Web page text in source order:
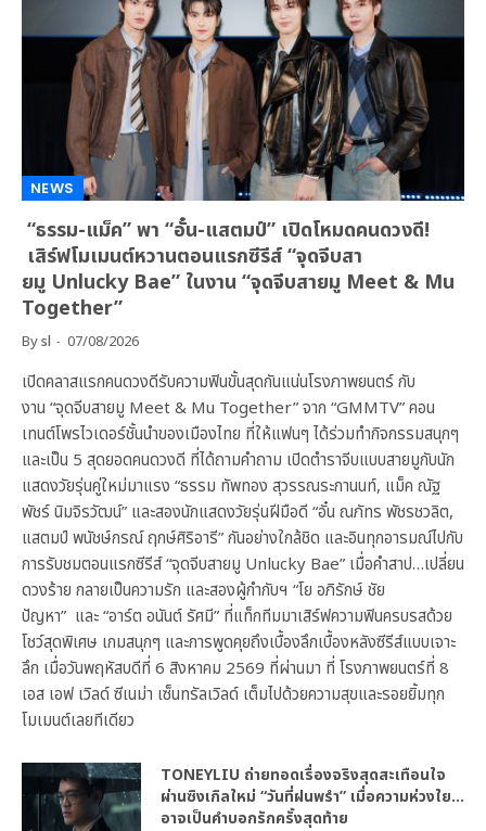
NEWS
“ธรรม-แม็ค” พา “อั๋น-แสตมป์” เปิดโหมดคนดวงดี!
เสิร์ฟโมเมนต์หวานตอนแรกซีรีส์ “จุดจีบสา
ยมู Unlucky Bae” ในงาน “จุดจีบสายมู Meet & Mu
Together”
Bysl 07/08/2026
เปิดคลาสแรกคนดวงดีรับความฟินขั้นสุดกันแน่นโรงภาพยนตร์ กับ
งาน “จุดจีบสายมู Meet & Mu Together” จาก “GMMTV” คอน
เทนต์โพรไวเดอร์ชั้นนำของเมืองไทย ที่ให้แฟนๆ ได้ร่วมทำกิจกรรมสนุกๆ
และเป็น 5 สุดยอดคนดวงดี ที่ได้ถามคำถาม เปิดตำราจีบแบบสายมูกับนัก
แสดงวัยรุ่นคู่ใหม่มาแรง “ธรรม ทัพทอง สุวรรณระกานนท์, แม็ค ณัฐ
พัชร์ นิมจิรวัฒน์” และสองนักแสดงวัยรุ่นฝีมือดี “อั๋น ณภัทร พัชรชวลิต,
แสตมป์ พนัชษ์กรณ์ ฤกษ์ศิริอารี” กันอย่างใกล้ชิด และอินทุกอารมณ์ไปกับ
การรับชมตอนแรกซีรีส์ “จุดจีบสายมู Unlucky Bae” เมื่อคำสาป…เปลี่ยน
ดวงร้าย กลายเป็นความรัก และสองผู้กำกับฯ “โย อภิรักษ์ ชัย
ปัญหา” และ “อาร์ต อนันต์ รัศมี” ที่แท็กทีมมาเสิร์ฟความฟินครบรสด้วย
โชว์สุดพิเศษ เกมสนุกๆ และการพูดคุยถึงเบื้องลึกเบื้องหลังซีรีส์แบบเจาะ
ลึก เมื่อวันพฤหัสบดีที่ 6 สิงหาคม 2569 ที่ผ่านมา ที่ โรงภาพยนตร์ที่ 8
เอส เอฟ เวิลด์ ซีเนม่า เซ็นทรัลเวิลด์ เต็มไปด้วยความสุขและรอยยิ้มทุก
โมเมนต์เลยทีเดียว
TONEYLIU ถ่ายทอดเรื่องจริงสุดสะเทือนใจ
ผ่านซิงเกิลใหม่ “วันที่ฝนพรำ” เมื่อความห่วงใย…
อาจเป็นคำบอกรักครั้งสุดท้าย